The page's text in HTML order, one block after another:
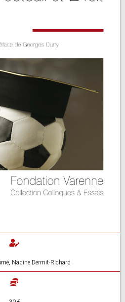
Nadine Dermit-Richard